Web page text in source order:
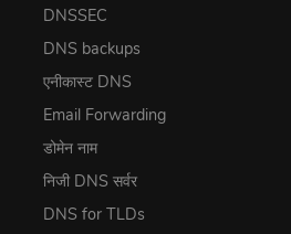
DNSSEC
DNS backups
एनीकास्ट DNS
Email Forwarding
डोमेन नाम
निजी DNS सर्वर
DNS for TLDs